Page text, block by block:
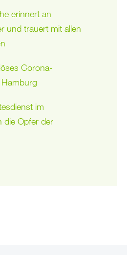
erinnert an
und trauert mit allen
Corona-
im
die Opfer der